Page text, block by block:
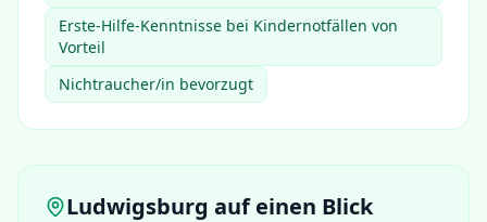
Erste-Hilfe-Kenntnisse bei Kindernotfällen von
Vorteil
Nichtraucher/in bevorzugt
Ludwigsburg auf einen Blick